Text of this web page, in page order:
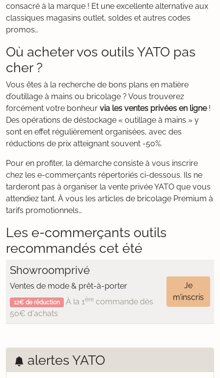
consacré à la marque ! Et une excellente alternative aux
classiques magasins outlet, soldes et autres codes
promos…
Où acheter vos outils YATO pas
cher ?
Vous êtes à la recherche de bons plans en matière
d’outillage à mains ou bricolage ? Vous trouverez
forcément votre bonheur via les ventes privées en ligne!
Des opérations de déstockage « outillage à mains » y
sont en effet régulièrement organisées, avec des
réductions de prix atteignant souvent -50%.
Pour en profiter, la démarche consiste à vous inscrire
chez les e-commerçants répertoriés ci-dessous. Ils ne
tarderont pas à organiser la vente privée YATO que vous
attendiez tant. À vous les articles de bricolage Premium à
tarifs promotionnels…
Les e-commerçants outils
recommandés cet été
Showroomprivé
Ventes de mode & prêt-à-porter
12€ de réduction À la 1èrecommande dès
50€ d'achats
Je
m’inscris
alertes YATO